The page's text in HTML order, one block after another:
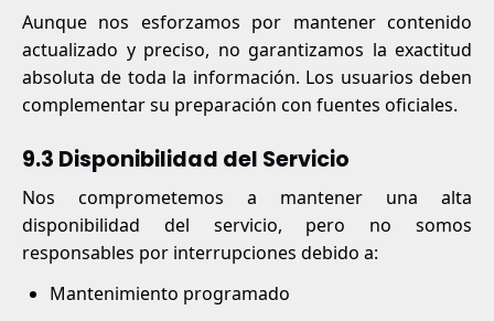
Aunque nos esforzamos por mantener contenido
actualizado y preciso, no garantizamos la exactitud
absoluta de toda la información. Los usuarios deben
complementar su preparación con fuentes oficiales.
9.3 Disponibilidad del Servicio
Nos comprometemos a mantener una alta
disponibilidad del servicio, pero no somos
responsables por interrupciones debido a:
Mantenimiento programado